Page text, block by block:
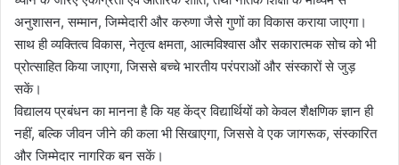
अनुशासन, सम्मान, जिम्मेदारी और करुणा जैसे गुणों का विकास कराया जाएगा।
साथ ही व्यक्तित्व विकास, नेतृत्व क्षमता, आत्मविश्वास और सकारात्मक सोच को भी
प्रोत्साहित किया जाएगा, जिससे बच्चे भारतीय परंपराओं और संस्कारों से जुड़
सकें।
विद्यालय प्रबंधन का मानना है कि यह केंद्र विद्यार्थियों को केवल शैक्षणिक ज्ञान ही
नहीं, बल्कि जीवन जीने की कला भी सिखाएगा, जिससे वे एक जागरूक, संस्कारित
और जिम्मेदार नागरिक बन सकें।